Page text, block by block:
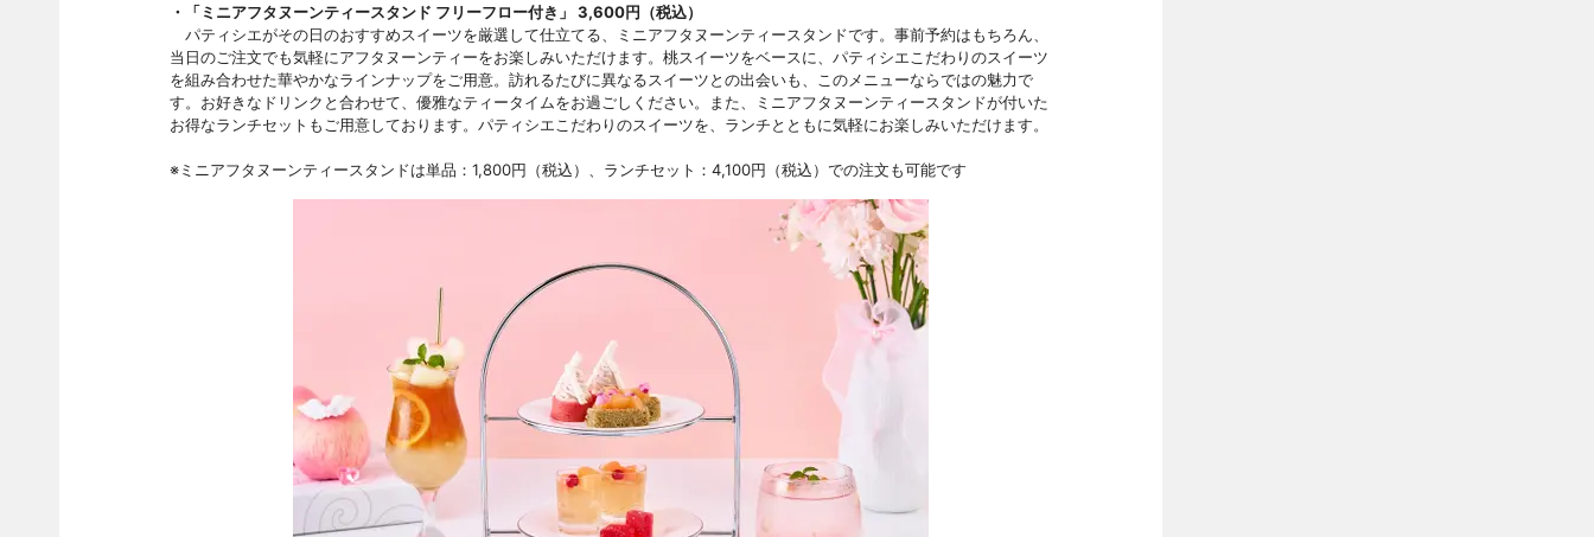
・「ミニアフタヌーンティースタンド フリーフロー付き」 3,600円（税込）
パティシエがその日のおすすめスイーツを厳選して仕立てる、ミニアフタヌーンティースタンドです。事前予約はもちろん、
当日のご注文でも気軽にアフタヌーンティーをお楽しみいただけます。桃スイーツをベースに、パティシエこだわりのスイーツ
を組み合わせた華やかなラインナップをご用意。訪れるたびに異なるスイーツとの出会いも、このメニューならではの魅力で
す。お好きなドリンクと合わせて、優雅なティータイムをお過ごしください。また、ミニアフタヌーンティースタンドが付いた
お得なランチセットもご用意しております。パティシエこだわりのスイーツを、ランチとともに気軽にお楽しみいただけます。
※ミニアフタヌーンティースタンドは単品：1,800円（税込）、ランチセット：4,100円（税込）での注文も可能です